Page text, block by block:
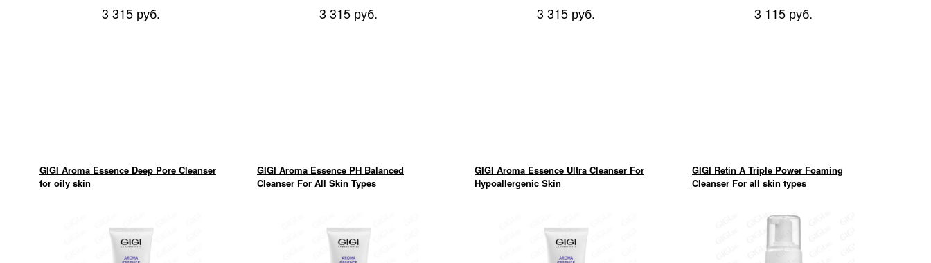
3 315 руб. 3 315 руб. 3 315 руб. 3 115 руб.
GIGI Aroma Essence Deep Pore Cleanser
for oily skin
GIGI Aroma Essence PH Balanced
Cleanser For All Skin Types
GIGI Aroma Essence Ultra Cleanser For
Hypoallergenic Skin
GIGI Retin A Triple Power Foaming
Cleanser For all skin types